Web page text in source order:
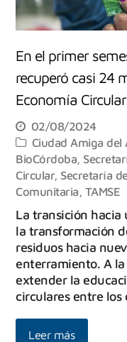
En el primer
recuperó casi 24
Economía Circular
02/08/2024
Ciudad Amiga del
BioCórdoba,
Circular, Secretaría
Comunitaria, TAMSE
La transición hacia
la transformación
residuos hacia
enterramiento. A la
extender la
circulares entre los
Leer más